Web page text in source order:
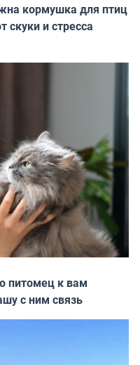
кормушка для птиц
скуки и стресса
питомец к вам
с ним связь